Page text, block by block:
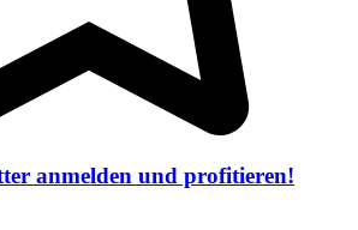
anmelden und profitieren!